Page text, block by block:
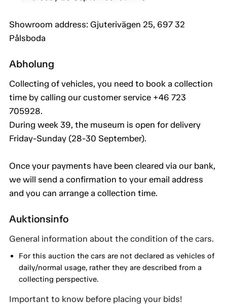
Showroom address: Gjuterivägen 25, 697 32
Pålsboda
Abholung
Collecting of vehicles, you need to book a collection
time by calling our customer service +46 723
705928.
During week 39, the museum is open for delivery
Friday-Sunday (28-30 September).
Once your payments have been cleared via our bank,
we will send a confirmation to your email address
and you can arrange a collection time.
Auktionsinfo
General information about the condition of the cars.
For this auction the cars are not declared as vehicles of
daily/normal usage, rather they are described from a
collecting perspective.
Important to know before placing your bids!